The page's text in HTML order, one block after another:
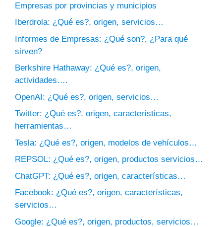
Empresas por provincias y municipios
Iberdrola: ¿Qué es?, origen, servicios…
Informes de Empresas: ¿Qué son?, ¿Para qué
sirven?
Berkshire Hathaway: ¿Qué es?, origen,
actividades….
OpenAI: ¿Qué es?, origen, servicios…
Twitter: ¿Qué es?, origen, características,
herramientas…
Tesla: ¿Qué es?, origen, modelos de vehículos…
REPSOL: ¿Qué es?, origen, productos servicios…
ChatGPT: ¿Qué es?, origen, características…
Facebook: ¿Qué es?, origen, características,
servicios…
Google: ¿Qué es?, origen, productos, servicios…